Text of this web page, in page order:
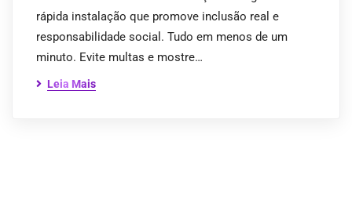
rápida instalação que promove inclusão real e
responsabilidade social. Tudo em menos de um
minuto. Evite multas e mostre…
Leia Mais